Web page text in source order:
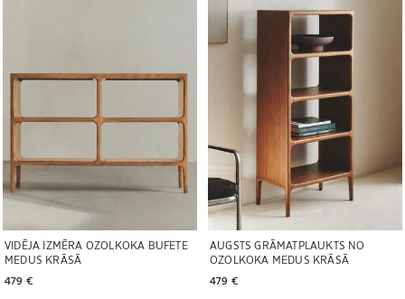
VIDĒJA IZMĒRA OZOLKOKA BUFETE
MEDUS KRĀSĀ
479 €
AUGSTS GRĀMATPLAUKTS NO
OZOLKOKA MEDUS KRĀSĀ
479 €